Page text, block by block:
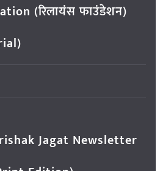
(रिलायंस फाउंडेशन)
Jagat Newsletter